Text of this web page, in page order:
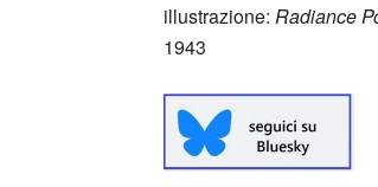
illustrazione: Radiance
1943